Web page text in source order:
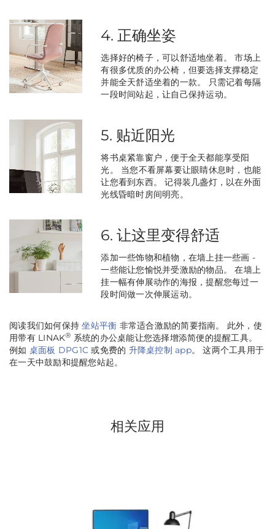
4. 正确坐姿
选择好的椅子，可以舒适地坐着。 市场上
有很多优质的办公椅，但要选择支撑稳定
并能全天舒适坐着的一款。 只需记着每隔
一段时间站起，让自己保持运动。
5. 贴近阳光
将书桌紧靠窗户，便于全天都能享受阳
光。 当您不看屏幕要让眼睛休息时，也能
让您看到东西。 记得装几盏灯，以在外面
光线昏暗时房间明亮。
6. 让这里变得舒适
添加一些饰物和植物，在墙上挂一些画 -
一些能让您愉悦并受激励的物品。 在墙上
挂一幅有伸展动作的海报，提醒您每过一
段时间做一次伸展运动。
阅读我们如何保持坐站平衡 非常适合激励的简要指南。 此外，使
用带有 LINAK® 系统的办公桌能让您选择增添简便的提醒工具。
例如 桌面板 DPG1C 或免费的 升降桌控制 app。 这两个工具用于
在一天中鼓励和提醒您站起。
相关应用